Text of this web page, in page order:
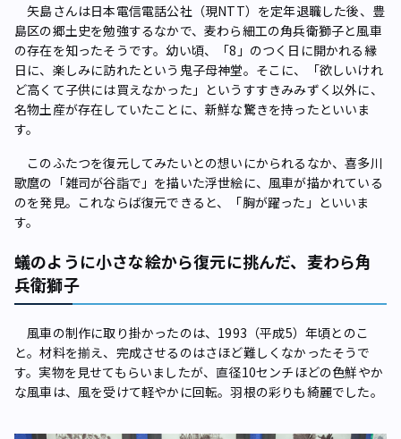
矢島さんは日本電信電話公社（現NTT）を定年退職した後、豊
島区の郷土史を勉強するなかで、麦わら細工の角兵衛獅子と風車
の存在を知ったそうです。幼い頃、「8」のつく日に開かれる縁
日に、楽しみに訪れたという鬼子母神堂。そこに、「欲しいけれ
ど高くて子供には買えなかった」というすすきみみずく以外に、
名物土産が存在していたことに、新鮮な驚きを持ったといいま
す。
このふたつを復元してみたいとの想いにかられるなか、喜多川
歌麿の「雑司が谷詣で」を描いた浮世絵に、風車が描かれている
のを発見。これならば復元できると、「胸が躍った」といいま
す。
蟻のように小さな絵から復元に挑んだ、麦わら角
兵衛獅子
風車の制作に取り掛かったのは、1993（平成5）年頃とのこ
と。材料を揃え、完成させるのはさほど難しくなかったそうで
す。実物を見せてもらいましたが、直径10センチほどの色鮮やか
な風車は、風を受けて軽やかに回転。羽根の彩りも綺麗でした。